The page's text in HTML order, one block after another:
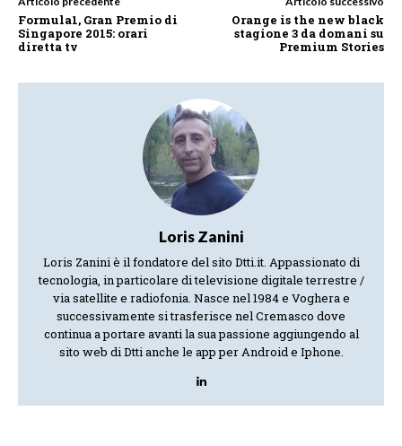
Formula1, Gran Premio di
Singapore 2015: orari
diretta tv
Orange is the new black
stagione 3 da domani su
Premium Stories
Loris Zanini
Loris Zanini è il fondatore del sito Dtti.it. Appassionato di
tecnologia, in particolare di televisione digitale terrestre /
via satellite e radiofonia. Nasce nel 1984 e Voghera e
successivamente si trasferisce nel Cremasco dove
continua a portare avanti la sua passione aggiungendo al
sito web di Dtti anche le app per Android e Iphone.